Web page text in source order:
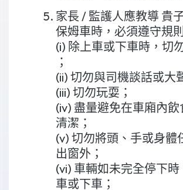
家長 / 監護人應教導 貴
保姆車時，必須遵守規
(i) 除上車或下車時，切
；
(ii) 切勿與司機談話或大
(iii) 切勿玩耍；
(iv) 盡量避免在車廂內
清潔；
(v) 切勿將頭、手或身體
出窗外；
(vi) 車輛如未完全停下
車或下車；